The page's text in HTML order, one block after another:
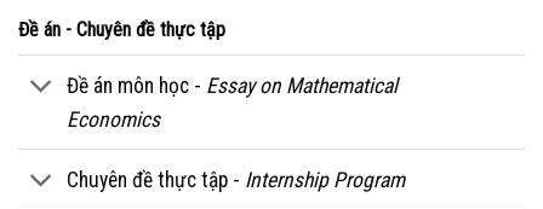
Đề án - Chuyên đề thực tập
Đề án môn học - Essay on Mathematical
Economics
Chuyên đề thực tập - Internship Program